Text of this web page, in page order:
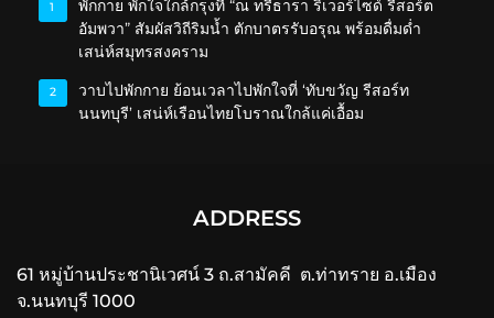
1
พักกาย พักใจใกล้กรุงที่ “ณ ทรีธารา ริเวอร์ไซด์ รีสอร์ต
อัมพวา” สัมผัสวิถีริมน้ำ ตักบาตรรับอรุณ พร้อมดื่มด่ำ
เสน่ห์สมุทรสงคราม
2
วาบไปพักกาย ย้อนเวลาไปพักใจที่ ‘ทับขวัญ รีสอร์ท
นนทบุรี’ เสน่ห์เรือนไทยโบราณใกล้แค่เอื้อม
ADDRESS
61 หมู่บ้านประชานิเวศน์ 3 ถ.สามัคคี ต.ท่าทราย อ.เมือง
จ.นนทบุรี 1000